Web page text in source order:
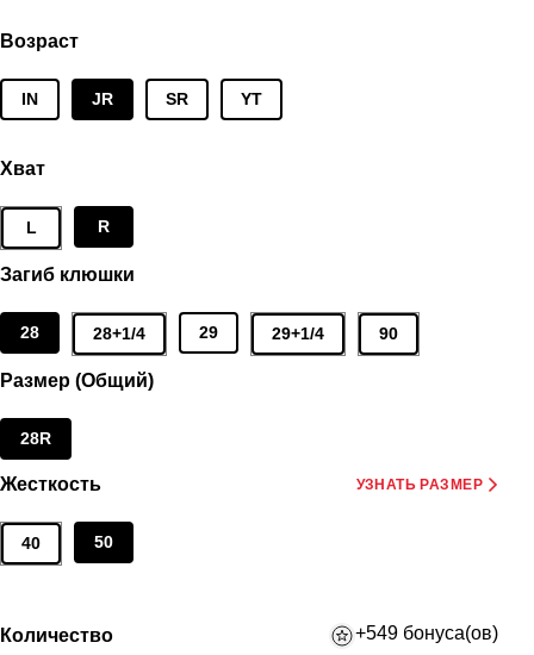
Возраст
IN JR SR YT
Хват
L R
Загиб клюшки
28 28+1/4 29 29+1/4 90
Размер (Общий)
28R
Жесткость УЗНАТЬ РАЗМЕР
40 50
Количество +549 бонуса(ов)